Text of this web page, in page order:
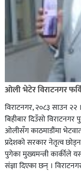
ओली भेटेर विराटनगर
विराटनगर, २०८३ साउन २२
बिहीबार दिउँसो
ओलीसँग काठमाडौंमा
प्रदेशकाे सरकार नेतृत्व
पुगेका मुख्यमन्त्री कार्कीले
संज्ञा दिएका छन् ।